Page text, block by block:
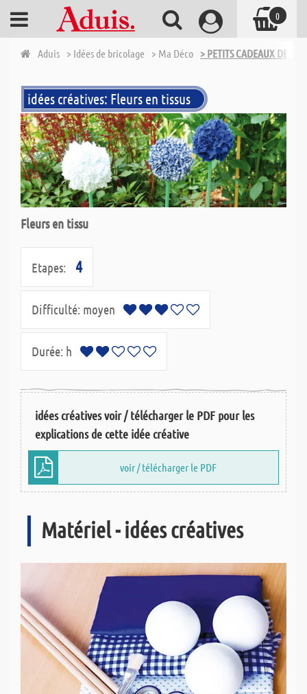
Aduis > Idées de bricolage > Ma Déco > PETITS CADEAUX DE
idées créatives: Fleurs en tissus
Fleurs en tissu
Etapes: 4
Difficulté: moyen
Durée: h
idées créatives voir / télécharger le PDF pour les
explications de cette idée créative
voir / télécharger le PDF
Matériel - idées créatives
0